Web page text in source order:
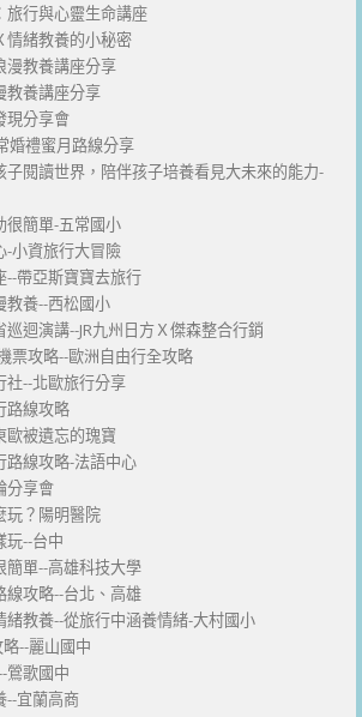
行與心靈生命講座
緒教養的小秘密
教養講座分享
教養講座分享
現分享會
禮蜜月路線分享
閱讀世界，陪伴孩子培養看見大未來的能力-
簡單-五常國小
小資旅行大冒險
帶亞斯寶寶去旅行
養--西松國小
迴演講--JR九州日方Ｘ傑森整合行銷
票攻略--歐洲自由行全攻略
--北歐旅行分享
路線攻略
被遺忘的瑰寶
線攻略-法語中心
分享會
玩？陽明醫院
玩--台中
單--高雄科技大學
攻略--台北、高雄
教養--從旅行中涵養情緒-大村國小
--麗山國中
鶯歌國中
--宜蘭高商